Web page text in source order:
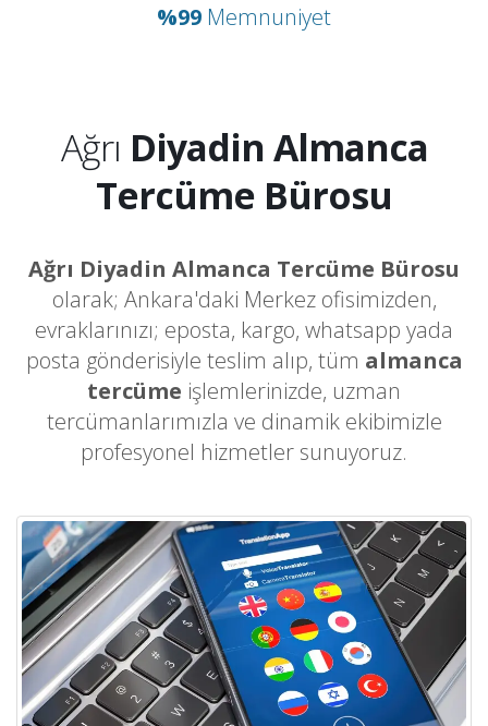
%99 Memnuniyet
Ağrı Diyadin Almanca
Tercüme Bürosu
Ağrı Diyadin Almanca Tercüme Bürosu
olarak; Ankara'daki Merkez ofisimizden,
evraklarınızı; eposta, kargo, whatsapp yada
posta gönderisiyle teslim alıp, tüm almanca
tercüme işlemlerinizde, uzman
tercümanlarımızla ve dinamik ekibimizle
profesyonel hizmetler sunuyoruz.